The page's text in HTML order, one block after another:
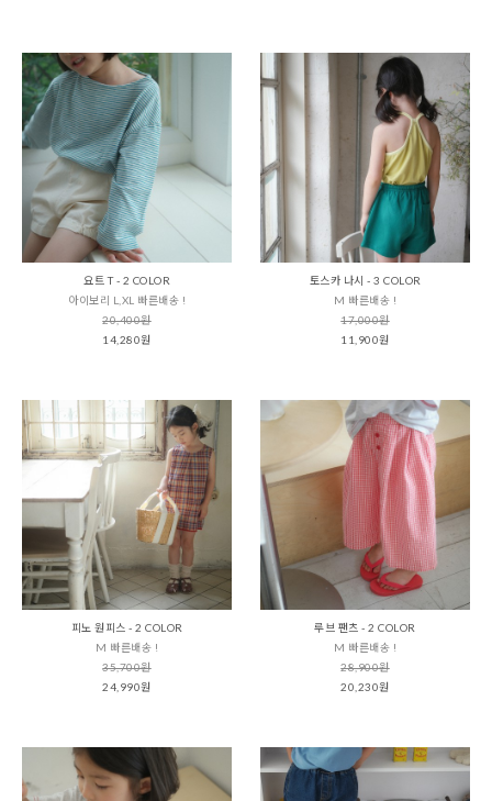
요트 T - 2 COLOR
아이보리 L,XL 빠른배송 !
20,400원
14,280원
토스카 나시 - 3 COLOR
M 빠른배송 !
17,000원
11,900원
피노 원피스 - 2 COLOR
M 빠른배송 !
35,700원
24,990원
루브 팬츠 - 2 COLOR
M 빠른배송 !
28,900원
20,230원